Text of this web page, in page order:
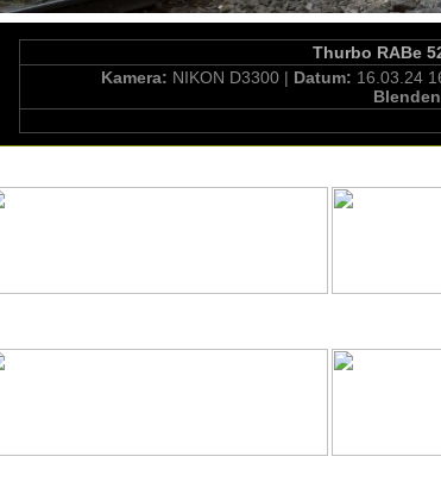
Thurbo RABe
Kamera: NIKON D3300 | Datum: 16.03.24